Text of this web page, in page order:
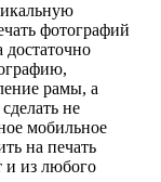
фотографий
достаточно
рамы, а
не
мобильное
на печать
из любого